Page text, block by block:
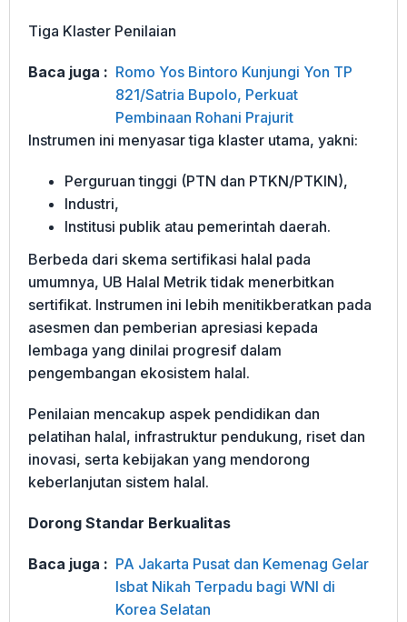
Tiga Klaster Penilaian
Baca juga : Romo Yos Bintoro Kunjungi Yon TP
821/Satria Bupolo, Perkuat
Pembinaan Rohani Prajurit
Instrumen ini menyasar tiga klaster utama, yakni:
Perguruan tinggi (PTN dan PTKN/PTKIN),
Industri,
Institusi publik atau pemerintah daerah.
Berbeda dari skema sertifikasi halal pada
umumnya, UB Halal Metrik tidak menerbitkan
sertifikat. Instrumen ini lebih menitikberatkan pada
asesmen dan pemberian apresiasi kepada
lembaga yang dinilai progresif dalam
pengembangan ekosistem halal.
Penilaian mencakup aspek pendidikan dan
pelatihan halal, infrastruktur pendukung, riset dan
inovasi, serta kebijakan yang mendorong
keberlanjutan sistem halal.
Dorong Standar Berkualitas
Baca juga : PA Jakarta Pusat dan Kemenag Gelar
Isbat Nikah Terpadu bagi WNI di
Korea Selatan